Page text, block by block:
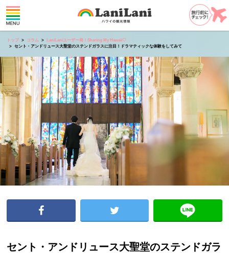
トップ コラム
LaniLaniユーザー発！Sharing My Hawaii♡
セント・アンドリュース大聖堂のステンドガラスに注目！ドラマティックな体験をしてみて
セント・アンドリュース大聖堂のステンドガラ